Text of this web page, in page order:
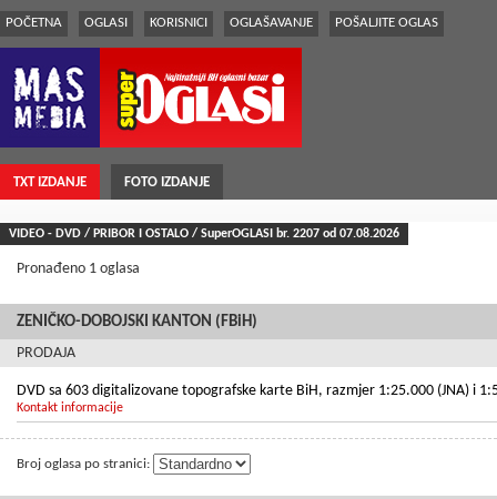
POČETNA OGLASI KORISNICI OGLAŠAVANJE POŠALJITE OGLAS
TXT IZDANJE FOTO IZDANJE
VIDEO - DVD / PRIBOR I OSTALO / SuperOGLASI br. 2207 od 07.08.2026
Pronađeno 1 oglasa
ZENIČKO-DOBOJSKI KANTON (FBiH)
PRODAJA
DVD sa 603 digitalizovane topografske karte BiH, razmjer 1:25.000 (JNA) i
Kontakt informacije
Broj oglasa po stranici: